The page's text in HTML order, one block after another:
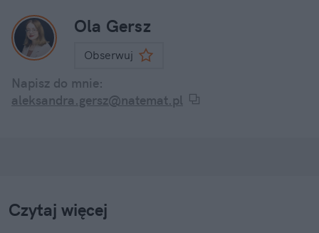
Ola Gersz
Obserwuj
Napisz do mnie:
aleksandra.gersz@natemat.pl
Czytaj więcej